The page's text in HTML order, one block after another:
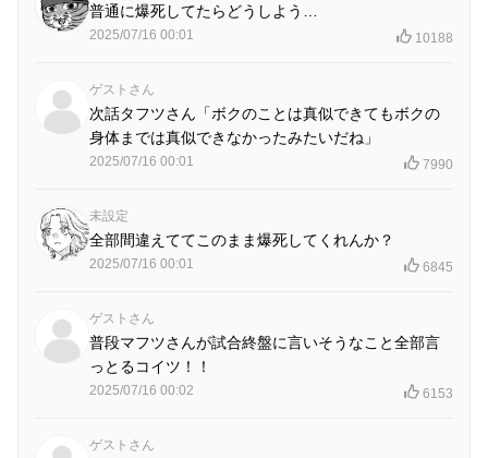
普通に爆死してたらどうしよう…
2025/07/16 00:01 10188
ゲストさん
次話タフツさん「ボクのことは真似できてもボクの
身体までは真似できなかったみたいだね」
2025/07/16 00:01 7990
未設定
全部間違えててこのまま爆死してくれんか？
2025/07/16 00:01 6845
ゲストさん
普段マフツさんが試合終盤に言いそうなこと全部言
っとるコイツ！！
2025/07/16 00:02 6153
ゲストさん